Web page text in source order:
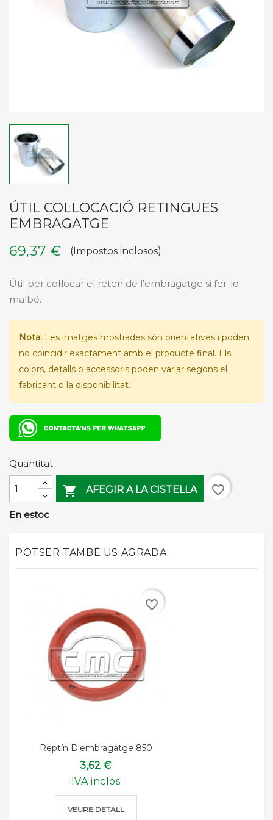
ÚTIL COL·LOCACIÓ RETINGUES
EMBRAGATGE
69,37 €
(Impostos inclosos)
Útil per col·locar el reten de l'embragatge si fer-lo
malbé.
Nota: Les imatges mostrades són orientatives i poden
no coincidir exactament amb el producte final. Els
colors, detalls o accessoris poden variar segons el
fabricant o la disponibilitat.
Quantitat
 AFEGIR A LA CISTELLA favorite_border
En estoc
POTSER TAMBÉ US AGRADA
Reptín D'embragatge 850
3,62 €
IVA inclòs
VEURE DETALL
favorite_border